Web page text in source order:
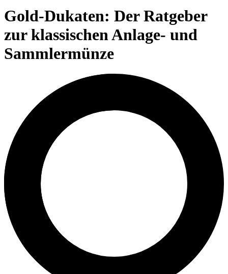
Gold-Dukaten: Der Ratgeber
zur klassischen Anlage- und
Sammlermünze